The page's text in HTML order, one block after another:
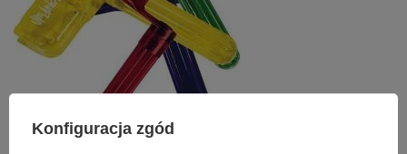
Konfiguracja zgód